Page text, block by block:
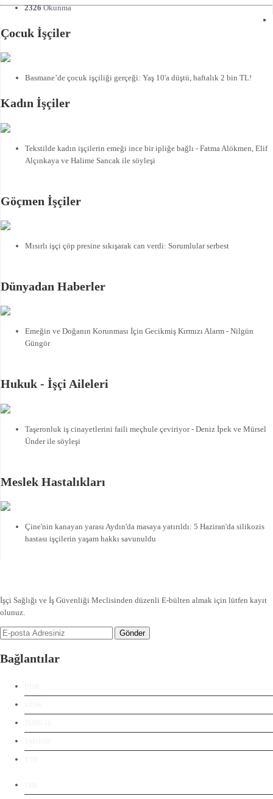
2326Okunma
Çocuk İşçiler
Basmane’de çocuk işçiliği gerçeği: Yaş 10'a düştü, haftalık 2 bin TL!
Kadın İşçiler
Tekstilde kadın işçilerin emeği ince bir ipliğe bağlı - Fatma Alökmen, Elif
Alçınkaya ve Halime Sancak ile söyleşi
Göçmen İşçiler
Mısırlı işçi çöp presine sıkışarak can verdi: Sorumlular serbest
Dünyadan Haberler
Emeğin ve Doğanın Korunması İçin Gecikmiş Kırmızı Alarm - Nilgün
Güngör
Hukuk - İşçi Aileleri
Taşeronluk iş cinayetlerini faili meçhule çeviriyor - Deniz İpek ve Mürsel
Ünder ile söyleşi
Meslek Hastalıkları
Çine'nin kanayan yarası Aydın'da masaya yatırıldı: 5 Haziran'da silikozis
hastası işçilerin yaşam hakkı savunuldu
İşçi Sağlığı ve İş Güvenliği Meclisinden düzenli E-bülten almak için lütfen kayıt
olunuz.
Gönder
Bağlantılar